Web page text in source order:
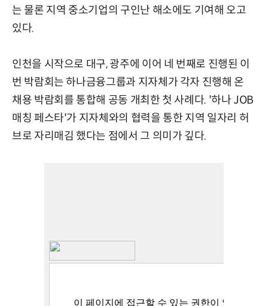
는 물론 지역 중소기업의 구인난 해소에도 기여해 오고
있다.
인천을 시작으로 대구, 광주에 이어 네 번째로 진행된 이
번 박람회는 하나금융그룹과 지자체가 각자 진행해 온
채용 박람회를 통합해 공동 개최한 첫 사례다. '하나 JOB
매칭 페스타'가 지자체와의 협력을 통한 지역 일자리 허
브로 자리매김 했다는 점에서 그 의미가 깊다.